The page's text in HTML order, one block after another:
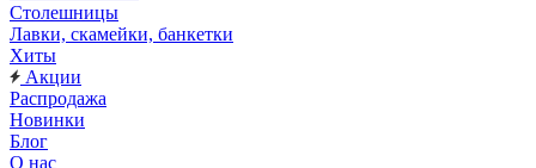
Столешницы
Лавки, скамейки, банкетки
Хиты
Акции
Распродажа
Новинки
Блог
О нас